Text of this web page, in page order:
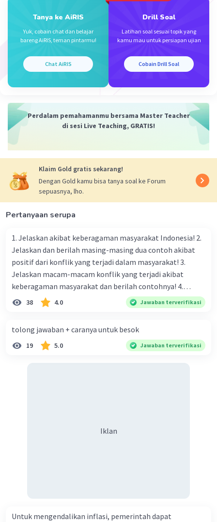
Community Level 89
11 Januari 2024 01:56
Tanya ke AiRIS
Yuk, cobain chat dan belajar
bareng AiRIS, teman pintarmu!
Chat AiRIS
Drill Soal
Latihan soal sesuai topik yang
kamu mau untuk persiapan ujian
Cobain Drill Soal
Perdalam pemahamanmu bersama Master Teacher
di sesi Live Teaching, GRATIS!
Klaim Gold gratis sekarang!
Dengan Gold kamu bisa tanya soal ke Forum
sepuasnya, lho.
Pertanyaan serupa
1. Jelaskan akibat keberagaman masyarakat Indonesia! 2.
Jelaskan dan berilah masing-masing dua contoh akibat
positif dari konflik yang terjadi dalam masyarakat! 3.
Jelaskan macam-macam konflik yang terjadi akibat
keberagaman masyarakat dan berilah contohnya! 4.
Mengapa dalam masyarakat yang memiliki keberagaman
bahasa, dan budaya. Berdasarkan pernyataan tersebut,
apa yang dapat kalian lakukan untuk menjaga
38 4.0 Jawaban terverifikasi
tolong jawaban + caranya untuk besok
19 5.0 Jawaban terverifikasi
Iklan
Untuk mengendalikan inflasi, pemerintah dapat